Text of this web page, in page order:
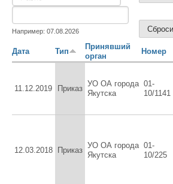
Например: 07.08.2026
Дата Тип
Принявший
орган
Номер
11.12.2019 Приказ
УО ОА города
Якутска
01-
10/1141
12.03.2018 Приказ
УО ОА города
Якутска
01-
10/225